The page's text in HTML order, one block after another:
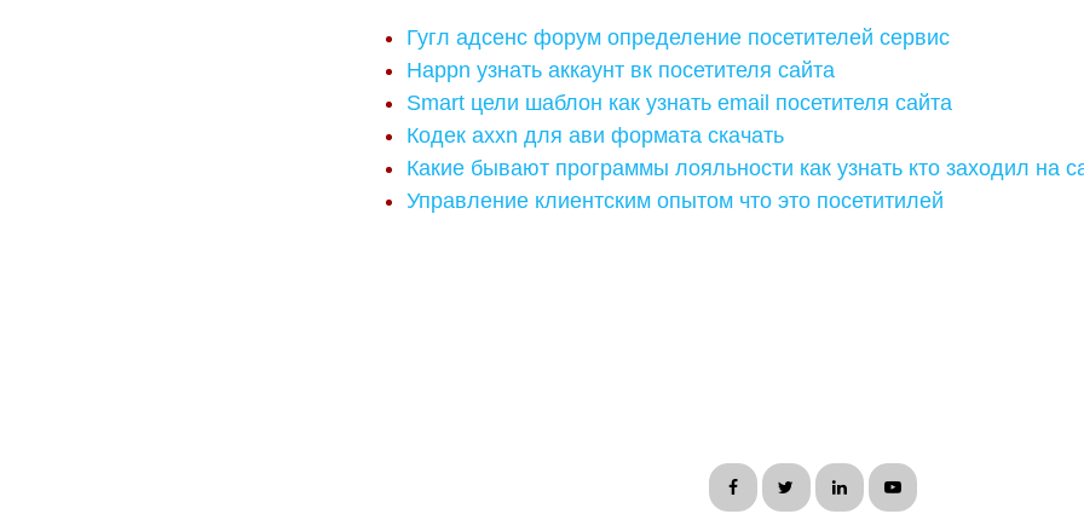
Гугл адсенс форум определение посетителей сервис
Happn узнать аккаунт вк посетителя сайта
Smart цели шаблон как узнать email посетителя сайта
Кодек axxn для ави формата скачать
Какие бывают программы лояльности как узнать кто заходил на
Управление клиентским опытом что это посетитилей